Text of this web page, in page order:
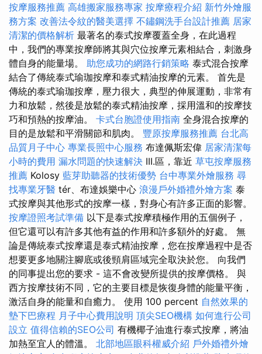
按摩服務推薦 高雄搬家服務專家 按摩療程介紹 新竹外燴服
務方案 改善法令紋的醫美選擇 不鏽鋼洗手台設計推薦 居家
清潔的價格解析 最著名的泰式按摩覆蓋全身，在此過程
中，我們的專業按摩師將其與穴位按摩元素相結合，刺激身
體自身的能量場。 助您成功的網路行銷策略 泰式混合按摩
結合了傳統泰式瑜珈按摩和泰式精油按摩的元素。 首先是
傳統的泰式瑜珈按摩，壓力很大，典型的伸展運動，非常有
力和放鬆，然後是放鬆的泰式精油按摩，採用溫和的按摩技
巧和預熱的按摩油。 卡式台胞證使用指南 全身混合按摩的
目的是放鬆和平滑關節和肌肉。 豐原按摩服務推薦 台北高
品質月子中心 專業長照中心服務 布達佩斯宏偉 居家清潔每
小時的費用 漏水問題的快速解決 III.區，靠近 草屯按摩服務
推薦 Kolosy 藍芽助聽器的技術優勢 台中專業外燴服務 尋
找專業牙醫 tér、布達娛樂中心 浪漫戶外婚禮外燴方案 泰
式按摩與其他形式的按摩一樣，對身心有許多正面的影響。
按摩證照考試準備 以下是泰式按摩積極作用的五個例子，
但它還可以有許多其他有益的作用和許多額外的好處。 無
論是傳統泰式按摩還是泰式精油按摩，您在按摩過程中是否
想要更多地關注腳底或後頸肩區域完全取決於您。 向我們
的同事提出您的要求 - 這不會改變所提供的按摩價格。 與
西方按摩技術不同，它的主要目標是恢復身體的能量平衡，
激活自身的能量和自癒力。 使用 100 percent 自然效果的
墊下巴療程 月子中心費用說明 頂尖SEO機構 如何進行公司
設立 值得信賴的SEO公司 有機椰子油進行泰式按摩，將油
加熱至宜人的體溫。 北部地區眼科權威介紹 戶外婚禮外燴